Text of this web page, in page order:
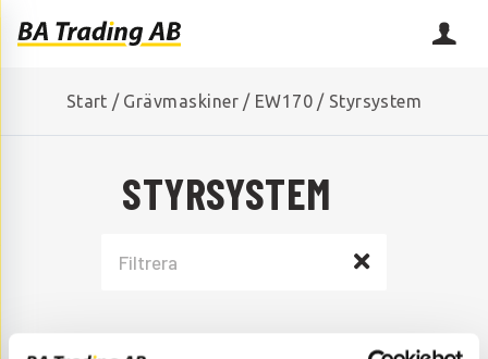
Start / Grävmaskiner / EW170 / Styrsystem
STYRSYSTEM